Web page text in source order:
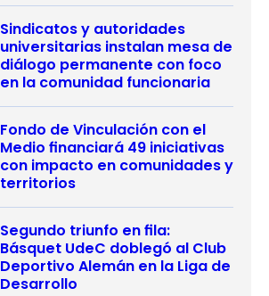
Sindicatos y autoridades
universitarias instalan mesa de
diálogo permanente con foco
en la comunidad funcionaria
Fondo de Vinculación con el
Medio financiará 49 iniciativas
con impacto en comunidades y
territorios
Segundo triunfo en fila:
Básquet UdeC doblegó al Club
Deportivo Alemán en la Liga de
Desarrollo